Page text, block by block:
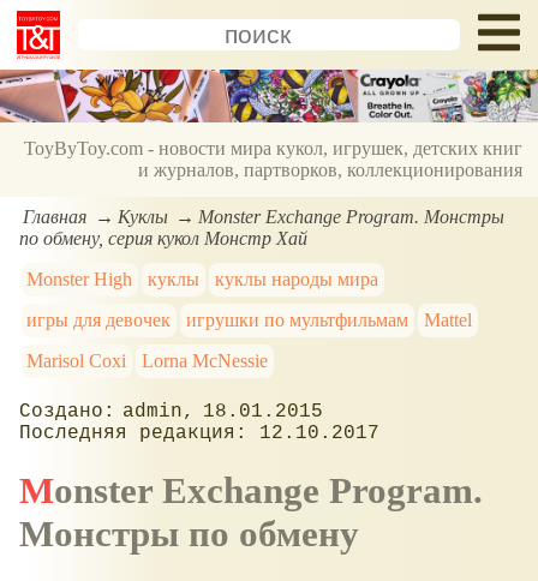
ToyByToy.com - новости мира кукол, игрушек, детских книг
и журналов, партворков, коллекционирования
Главная Куклы
Monster Exchange Program. Монстры
по обмену, серия кукол Монстр Хай
Monster High
куклы
куклы народы мира
игры для девочек
игрушки по мультфильмам
Mattel
Marisol Coxi
Lorna McNessie
admin
18.01.2015
12.10.2017
Monster Exchange Program.
Монстры по обмену